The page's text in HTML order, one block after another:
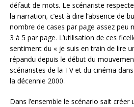
défaut de mots. Le scénariste
la narration, c’est à dire l’absence de
nombre de cases par page assez peu
3 à 5 par page. L’utilisation de ces
sentiment du « je suis en train de lire
répandu depuis le début du
scénaristes de la TV et du cinéma
la décennie 2000.
Dans l’ensemble le scénario sait créer